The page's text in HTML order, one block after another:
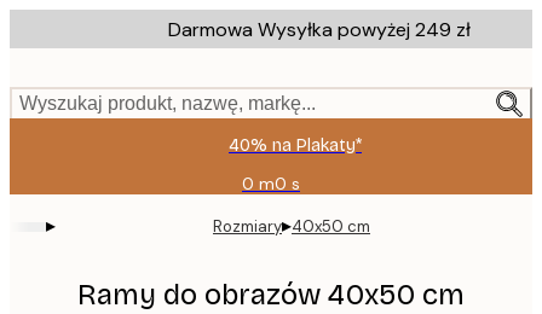
to
content.
Darmowa Wysyłka powyżej 249 zł
Wyszukaj produkt, nazwę, markę...
40% na Plakaty*
0 m0 s
Ważny
2026-
09
▸ Rozmiary▸40x50 cm
Ramy do obrazów 40x50 cm